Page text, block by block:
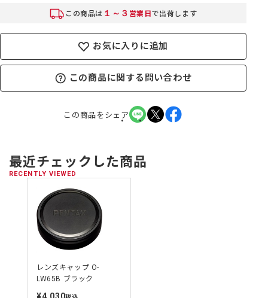
この商品は １～３ 営業日 で出荷します
お気に入りに追加
この商品に関する問い合わせ
この商品をシェア
最近チェックした商品
RECENTLY VIEWED
レンズキャップ O-
LW65B ブラック
定